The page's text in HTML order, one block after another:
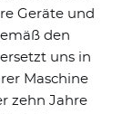
Geräte und
den
uns in
Maschine
zehn Jahre